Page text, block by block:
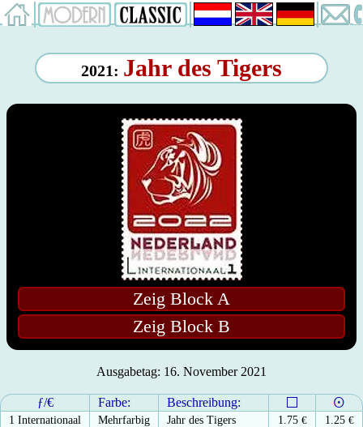
2021: Jahr des Tigers
Zeig Block A
Zeig Block B
Ausgabetag: 16. November 2021
ƒ/€ Farbe: Beschreibung:
1 Internationaal Mehrfarbig Jahr des Tigers 1.75 € 1.25 €